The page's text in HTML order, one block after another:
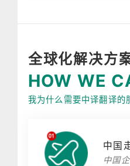
全球化解决方
HOW WE
我为什么需要中译翻译的
中国
中国